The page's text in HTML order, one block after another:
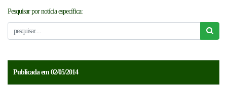
NOTICÍAS
CREDENCIAMENTO
Pesquisar por notícia específica:
Publicada em 02/05/2014